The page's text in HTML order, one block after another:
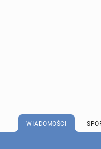
WIADOMOŚCI